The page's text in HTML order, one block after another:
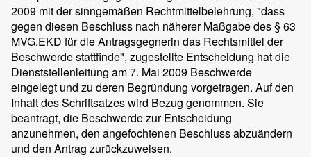
2009 mit der sinngemäßen Rechtmittelbelehrung, "dass
gegen diesen Beschluss nach näherer Maßgabe des § 63
MVG.EKD für die Antragsgegnerin das Rechtsmittel der
Beschwerde stattfinde", zugestellte Entscheidung hat die
Dienststellenleitung am 7. Mai 2009 Beschwerde
eingelegt und zu deren Begründung vorgetragen. Auf den
Inhalt des Schriftsatzes wird Bezug genommen. Sie
beantragt, die Beschwerde zur Entscheidung
anzunehmen, den angefochtenen Beschluss abzuändern
und den Antrag zurückzuweisen.